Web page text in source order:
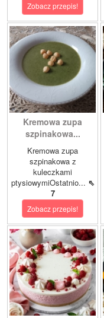
Zobacz przepis!
Kremowa zupa
szpinakowa...
Kremowa zupa
szpinakowa z
kuleczkami
ptysiowymiOstatnio... ⇖
7
Zobacz przepis!